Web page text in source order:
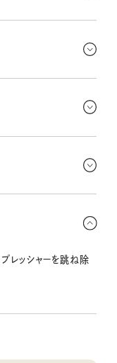
など、早めに直して
ルーを決め込んでOK！
に！
嬉しい結果が表れちゃ
プレッシャーを跳ね除